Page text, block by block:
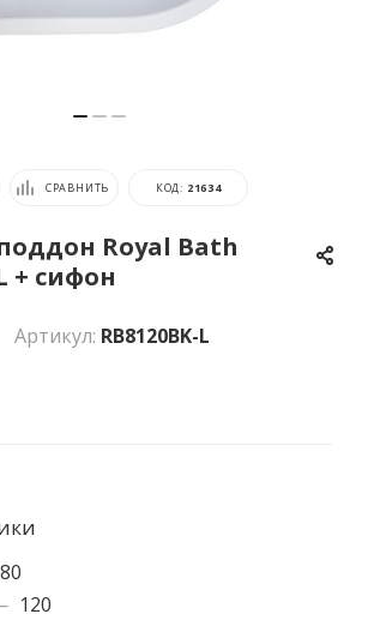
СРАВНИТЬ КОД: 21634
Royal Bath
+ сифон
Артикул: RB8120BK-L
80
120